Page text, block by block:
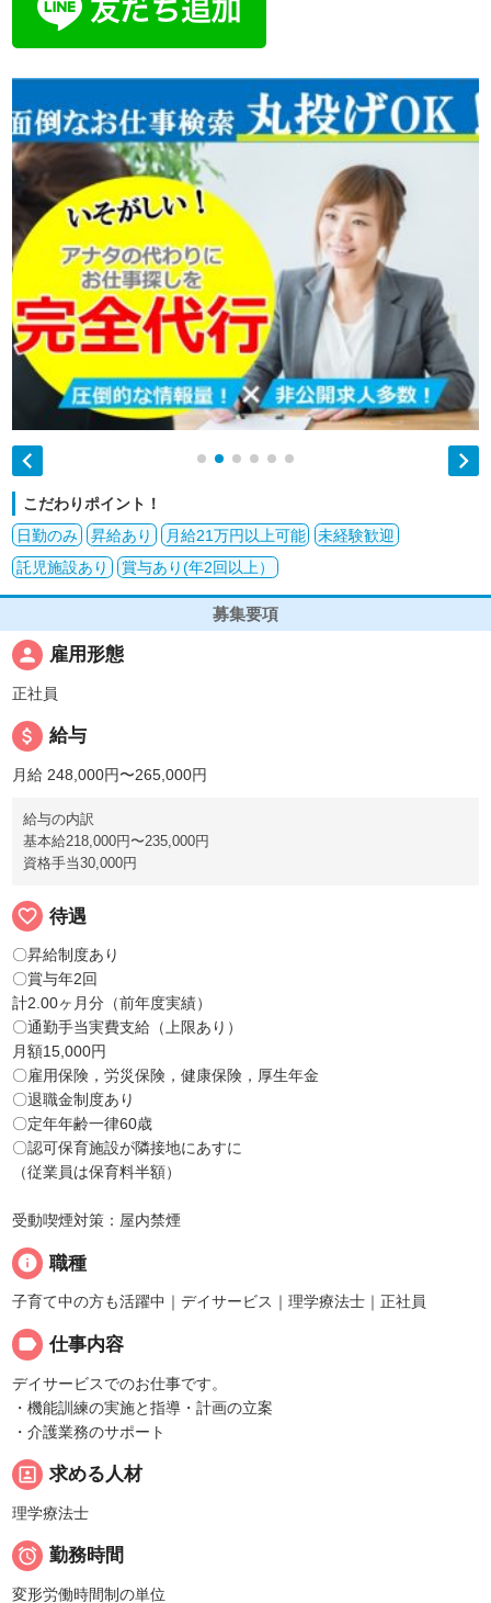
 
こだわりポイント！
日勤のみ
昇給あり 月給21万円以上可能
未経験歓迎
託児施設あり
賞与あり(年2回以上）
募集要項
person 雇用形態
正社員
attach_money 給与
月給 248,000円〜265,000円
給与の内訳
基本給218,000円〜235,000円
資格手当30,000円
favorite_border 待遇
〇昇給制度あり
〇賞与年2回
計2.00ヶ月分（前年度実績）
〇通勤手当実費支給（上限あり）
月額15,000円
〇雇用保険，労災保険，健康保険，厚生年金
〇退職金制度あり
〇定年年齢一律60歳
〇認可保育施設が隣接地にあすに
（従業員は保育料半額）
受動喫煙対策：屋内禁煙
info 職種
子育て中の方も活躍中｜デイサービス｜理学療法士｜正社員
label 仕事内容
デイサービスでのお仕事です。
・機能訓練の実施と指導・計画の立案
・介護業務のサポート
portrait 求める人材
理学療法士
 勤務時間
変形労働時間制の単位